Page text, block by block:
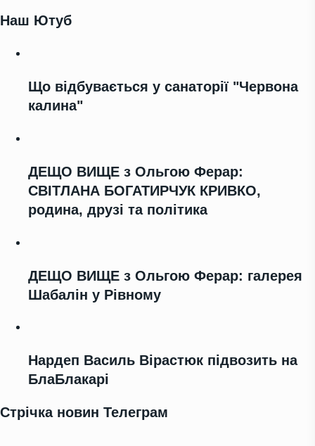
Наш Ютуб
Що відбувається у санаторії "Червона
калина"
ДЕЩО ВИЩЕ з Ольгою Ферар:
СВІТЛАНА БОГАТИРЧУК КРИВКО,
родина, друзі та політика
ДЕЩО ВИЩЕ з Ольгою Ферар: галерея
Шабалін у Рівному
Нардеп Василь Вірастюк підвозить на
БлаБлакарі
Стрічка новин Телеграм